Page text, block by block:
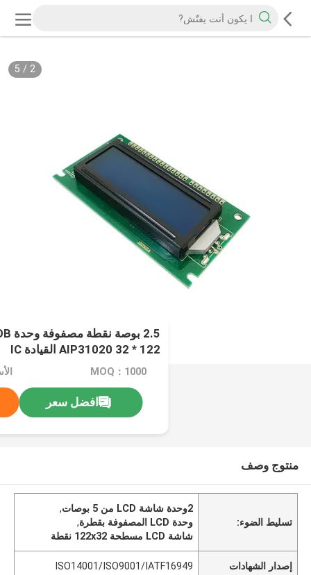
2
/
5
122 * 32 AIP31020 القيادة IC
MOQ：1000
افضل سعر
منتوج وصف
تسليط الضوء:
2وحدة شاشة LCD من 5 بوصات
,
وحدة LCD المصفوفة بقطرة
,
شاشة LCD مسطحة 122x32 نقطة
إصدار الشهادات ISO14001/ISO9001/IATF16949